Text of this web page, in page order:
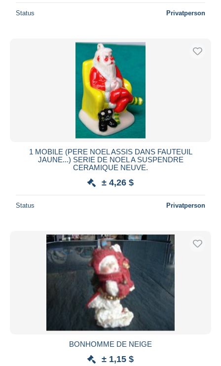
Status Privatperson
1 MOBILE (PERE NOEL ASSIS DANS FAUTEUIL
JAUNE...) SERIE DE NOEL A SUSPENDRE
CERAMIQUE NEUVE.
± 4,26 $
Status Privatperson
BONHOMME DE NEIGE
± 1,15 $